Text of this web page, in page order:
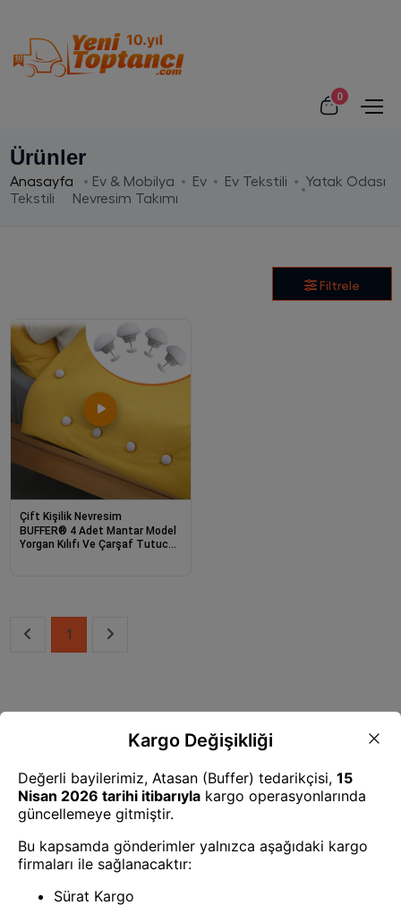
0
Ürünler
Anasayfa Ev & Mobilya Ev Ev Tekstili
Yatak Odası
Tekstili
Nevresim Takımı
Filtrele
Çift Kişilik Nevresim
BUFFER® 4 Adet Mantar Model
Yorgan Kılıfı Ve Çarşaf Tutucu
1
- Yenilik ve hızı keşfedin, işinizi